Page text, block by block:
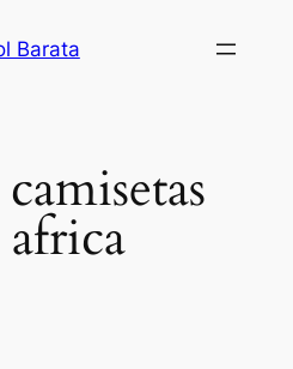
Barata
camisetas